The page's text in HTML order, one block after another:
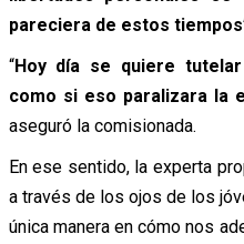
pareciera de estos
“Hoy día se quiere
como si eso paralizara la
aseguró la comisionada.
En ese sentido, la experta
a través de los ojos de los
única manera en cómo nos